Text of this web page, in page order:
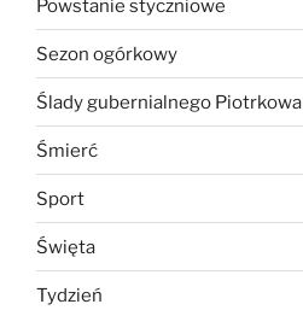
Powstanie styczniowe
Sezon ogórkowy
Ślady gubernialnego Piotrkowa
Śmierć
Sport
Święta
Tydzień